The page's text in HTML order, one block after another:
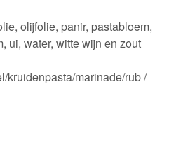
olijfolie, panir, pastabloem,
ui, water, witte wijn en zout
kruidenpasta/marinade/rub /